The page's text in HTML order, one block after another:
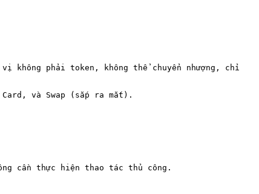
phải token, không thể chuyển nhượng, chỉ
và Swap (sắp ra mắt).
cần thực hiện thao tác thủ công.